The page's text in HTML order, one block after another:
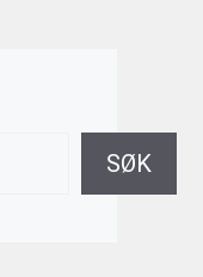
SØK